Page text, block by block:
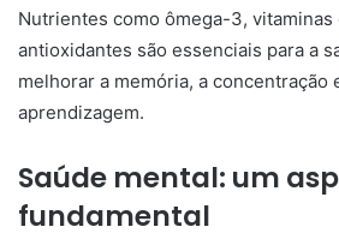
Nutrientes como ômega-3, vitaminas
antioxidantes são essenciais para a
melhorar a memória, a concentração
aprendizagem.
Saúde mental: um
fundamental